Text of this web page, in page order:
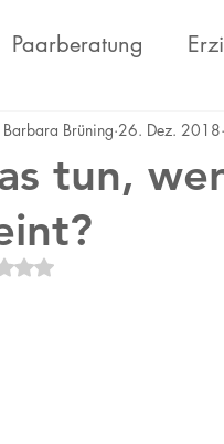
Paarberatung
Wissenschaft
tun,
Barbara Brüning 26. Dez. 2018
Mit NaN von 5 Sternen bewertet.